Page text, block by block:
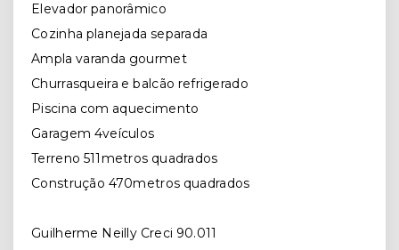
Elevador panorâmico
Cozinha planejada separada
Ampla varanda gourmet
Churrasqueira e balcão refrigerado
Piscina com aquecimento
Garagem 4veículos
Terreno 511metros quadrados
Construção 470metros quadrados
Guilherme Neilly Creci 90.011